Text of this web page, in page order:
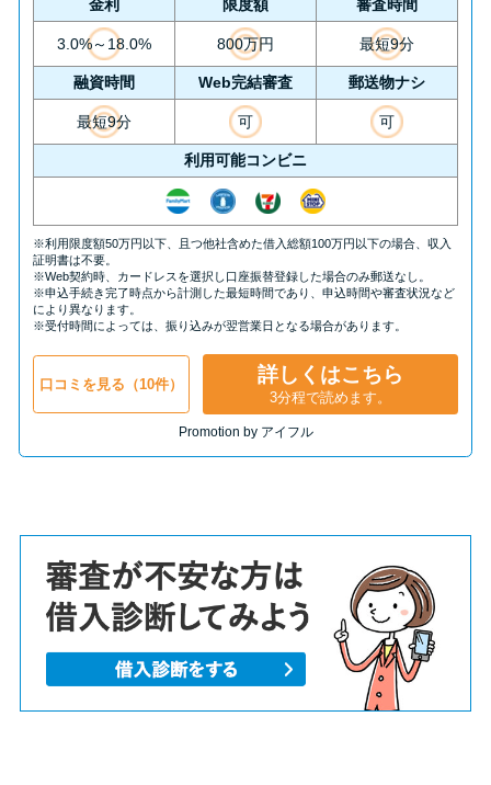
金利 限度額 審査時間
3.0%～18.0% 800万円 最短9分
融資時間 Web完結審査 郵送物ナシ
最短9分 可 可
利用可能コンビニ
※利用限度額50万円以下、且つ他社含めた借入総額100万円以下の場合、収入
証明書は不要。
※Web契約時、カードレスを選択し口座振替登録した場合のみ郵送なし。
※申込手続き完了時点から計測した最短時間であり、申込時間や審査状況など
により異なります。
※受付時間によっては、振り込みが翌営業日となる場合があります。
口コミを見る（10件） 詳しくはこちら
3分程で読めます。
Promotion by アイフル